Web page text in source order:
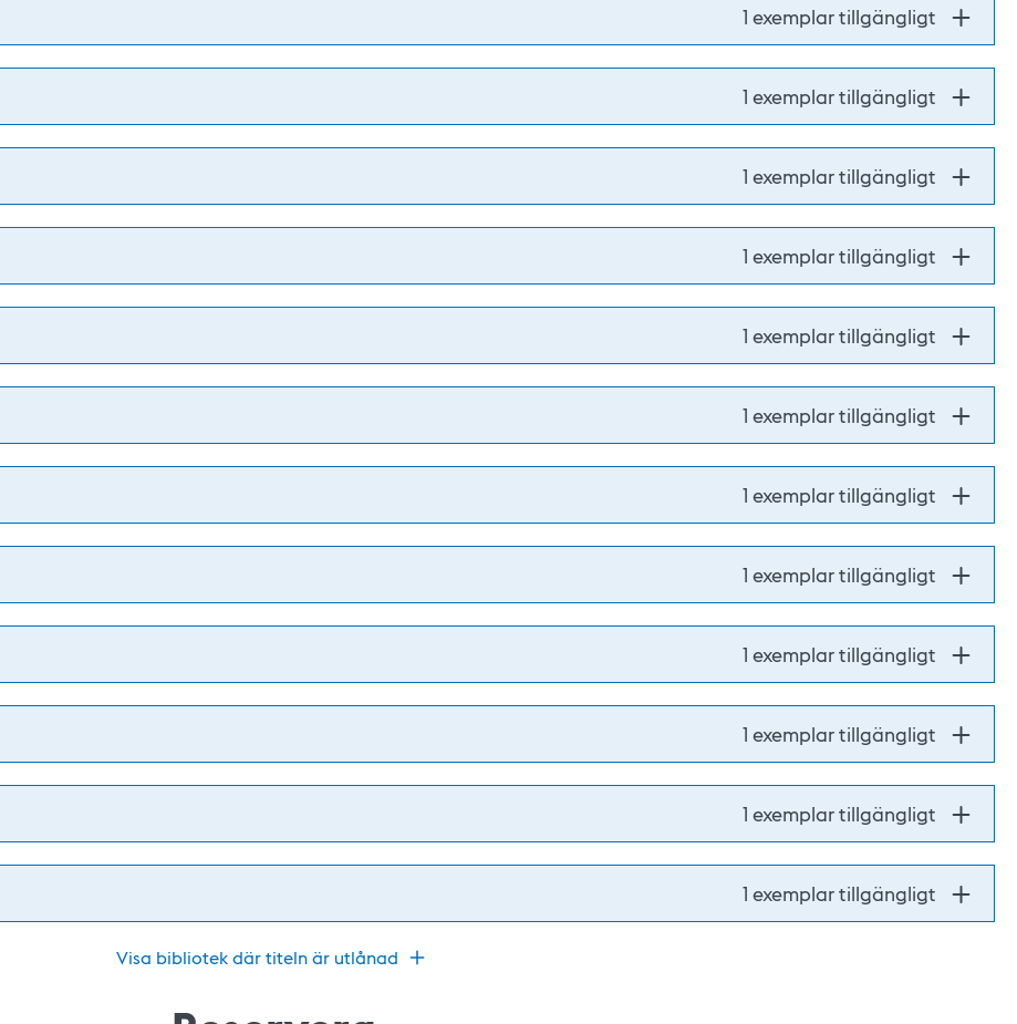
1 exemplar tillgängligt
1 exemplar tillgängligt
1 exemplar tillgängligt
1 exemplar tillgängligt
1 exemplar tillgängligt
1 exemplar tillgängligt
1 exemplar tillgängligt
1 exemplar tillgängligt
1 exemplar tillgängligt
1 exemplar tillgängligt
1 exemplar tillgängligt
1 exemplar tillgängligt
Visa bibliotek där titeln är utlånad